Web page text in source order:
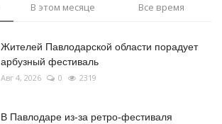
В этом месяце Все время
Жителей Павлодарской области порадует
арбузный фестиваль
Авг 4, 2026 0 2319
В Павлодаре из-за ретро-фестиваля